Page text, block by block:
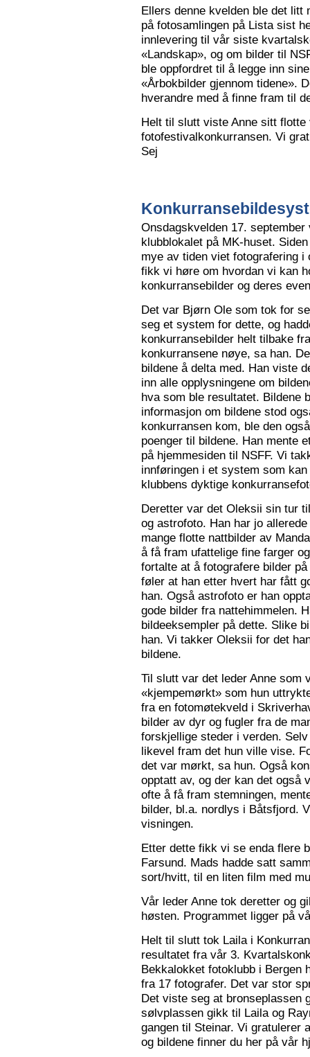
Ellers denne kvelden ble det litt
på fotosamlingen på Lista sist
innlevering til vår siste
«Landskap», og om bilder til
ble oppfordret til å legge inn
«Årbokbilder gjennom tidene».
hverandre med å finne fram til
Helt til slutt viste Anne sitt flotte
fotofestivalkonkurransen. Vi
Sej
Onsdagskvelden 17.
klubblokalet på MK-huset.
mye av tiden viet fotografering
fikk vi høre om hvordan vi kan
konkurransebilder og deres
Det var Bjørn Ole som tok for
seg et system for dette, og
konkurransebilder helt tilbake
konkurransene nøye, sa han.
bildene å delta med. Han viste
inn alle opplysningene om
hva som ble resultatet. Bildene
informasjon om bildene stod
konkurransen kom, ble den
poenger til bildene. Han mente
på hjemmesiden til NSFF. Vi
innføringen i et system som
klubbens dyktige
Deretter var det Oleksii sin tur
og astrofoto. Han har jo
mange flotte nattbilder av
å få fram ufattelige fine farger
fortalte at å fotografere bilder
føler at han etter hvert har fått
han. Også astrofoto er han
gode bilder fra nattehimmelen.
bildeeksempler på dette. Slike
han. Vi takker Oleksii for det
bildene.
Til slutt var det leder Anne som
«kjempemørkt» som hun
fra en fotomøtekveld i
bilder av dyr og fugler fra de
forskjellige steder i verden.
likevel fram det hun ville vise.
det var mørkt, sa hun. Også
opptatt av, og der kan det
ofte å få fram stemningen,
bilder, bl.a. nordlys i Båtsfjord.
visningen.
Etter dette fikk vi se enda flere
Farsund. Mads hadde satt
sort/hvitt, til en liten film med
Vår leder Anne tok deretter og
høsten. Programmet ligger på
Helt til slutt tok Laila i
resultatet fra vår 3.
Bekkalokket fotoklubb i
fra 17 fotografer. Det var stor
Det viste seg at bronseplassen
sølvplassen gikk til Laila og
gangen til Steinar. Vi gratulerer
og bildene finner du her på vår